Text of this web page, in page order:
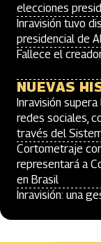
elecciones
Inravisión tuvo
presidencial de
Fallece el
NUEVAS
Inravisión
redes sociales,
través del
Cortometraje
representará a
en Brasil
Inravisión: una